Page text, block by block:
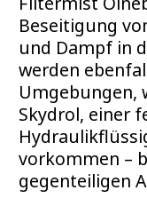
Beseitigung
und Dampf in
werden
Umgebungen,
Skydrol, einer
vorkommen –
gegenteiligen